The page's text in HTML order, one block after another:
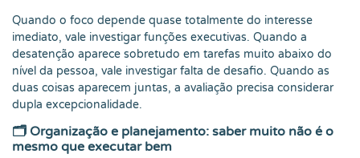
Quando o foco depende quase totalmente do interesse
imediato, vale investigar funções executivas. Quando a
desatenção aparece sobretudo em tarefas muito abaixo do
nível da pessoa, vale investigar falta de desafio. Quando as
duas coisas aparecem juntas, a avaliação precisa considerar
dupla excepcionalidade.
🗂️ Organização e planejamento: saber muito não é o
mesmo que executar bem